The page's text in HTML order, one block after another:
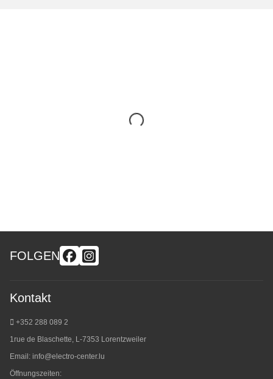
FOLGEN
Kontakt
+352 288 089 2
1rue de Blaschette, L-7353 Lorentzweiler
Email: info@electro-center.lu
Öffnungszeiten: